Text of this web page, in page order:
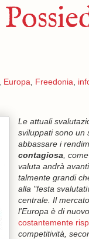
Europa Freedonia
Le attuali
sviluppati sono un
abbassare i
contagiosa , come
valuta andrà
talmente grandi
alla "festa
centrale. Il
l'Europa è di
costantemente
competitività,